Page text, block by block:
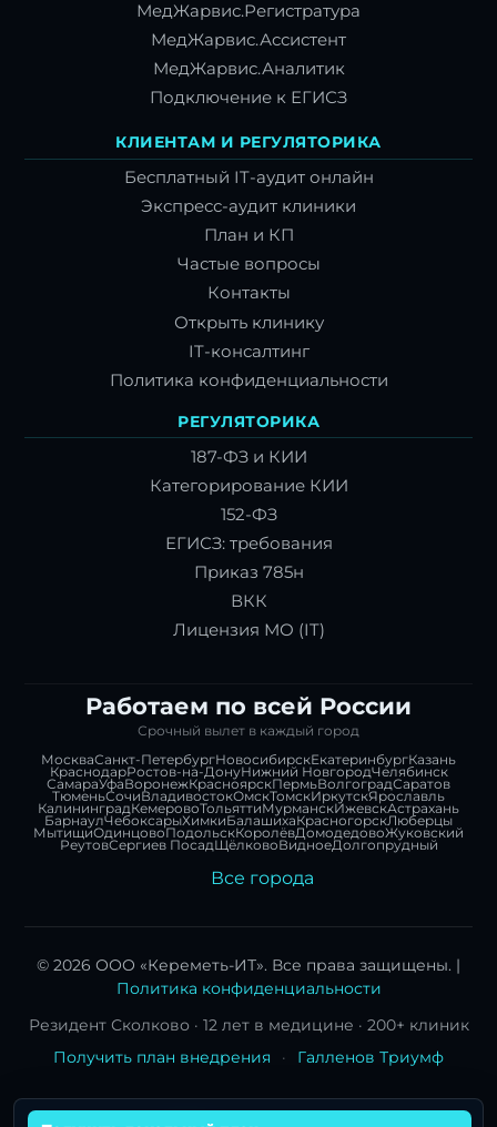
МедЖарвис.Регистратура
МедЖарвис.Ассистент
МедЖарвис.Аналитик
Подключение к ЕГИСЗ
КЛИЕНТАМ И РЕГУЛЯТОРИКА
Бесплатный IT-аудит онлайн
Экспресс-аудит клиники
План и КП
Частые вопросы
Контакты
Открыть клинику
IT-консалтинг
Политика конфиденциальности
РЕГУЛЯТОРИКА
187-ФЗ и КИИ
Категорирование КИИ
152-ФЗ
ЕГИСЗ: требования
Приказ 785н
ВКК
Лицензия МО (IT)
Работаем по всей России
Срочный вылет в каждый город
МоскваСанкт-ПетербургНовосибирскЕкатеринбургКазань
КраснодарРостов-на-ДонуНижний НовгородЧелябинск
СамараУфаВоронежКрасноярскПермьВолгоградСаратов
ТюменьСочиВладивостокОмскТомскИркутскЯрославль
КалининградКемеровоТольяттиМурманскИжевскАстрахань
БарнаулЧебоксарыХимкиБалашихаКрасногорскЛюберцы
МытищиОдинцовоПодольскКоролёвДомодедовоЖуковский
РеутовСергиев ПосадЩёлковоВидноеДолгопрудный
Все города
© 2026 ООО «Кереметь-ИТ». Все права защищены. |
Политика конфиденциальности
Резидент Сколково · 12 лет в медицине · 200+ клиник
Получить план внедрения
· Галленов Триумф